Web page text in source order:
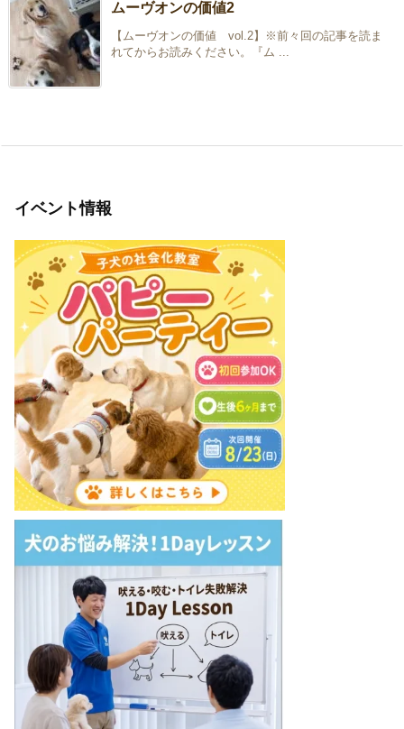
ムーヴオンの価値2
【ムーヴオンの価値 vol.2】※前々回の記事を読ま
れてからお読みください。『ム ...
イベント情報